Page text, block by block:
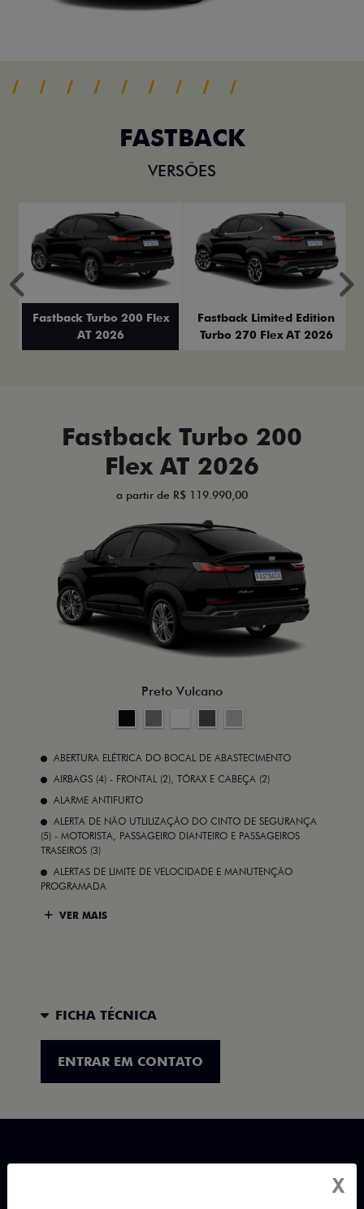
FASTBACK
VERSÕES
Fastback Turbo 200 Flex
AT 2026
Fastback Limited Edition
Turbo 270 Flex AT 2026
Anterior
Fastback Turbo 200
Flex AT 2026
a partir de R$ 119.990,00
Preto Vulcano
ABERTURA ELÉTRICA DO BOCAL DE ABASTECIMENTO
AIRBAGS (4) - FRONTAL (2), TÓRAX E CABEÇA (2)
ALARME ANTIFURTO
ALERTA DE NÃO UTLILIZAÇÃO DO CINTO DE SEGURANÇA
(5) - MOTORISTA, PASSAGEIRO DIANTEIRO E PASSAGEIROS
TRASEIROS (3)
ALERTAS DE LIMITE DE VELOCIDADE E MANUTENÇÃO
PROGRAMADA
VER MAIS
FICHA TÉCNICA
ENTRAR EM CONTATO
X